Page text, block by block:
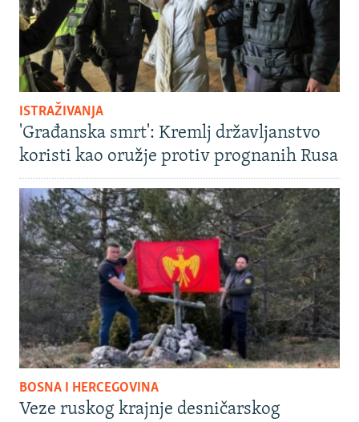
ISTRAŽIVANJA
'Građanska smrt': Kremlj državljanstvo
koristi kao oružje protiv prognanih Rusa
BOSNA I HERCEGOVINA
Veze ruskog krajnje desničarskog